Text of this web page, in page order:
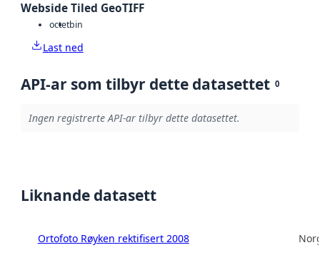
Webside Tiled GeoTIFF
octetbin
Last ned
API-ar som tilbyr dette datasettet 0
Ingen registrerte API-ar tilbyr dette datasettet.
Liknande datasett
Ortofoto Røyken rektifisert 2008